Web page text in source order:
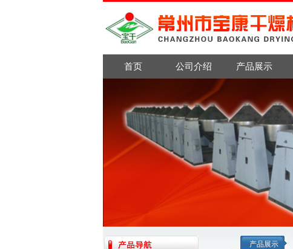
首页 公司介绍 产品展示
产品展示